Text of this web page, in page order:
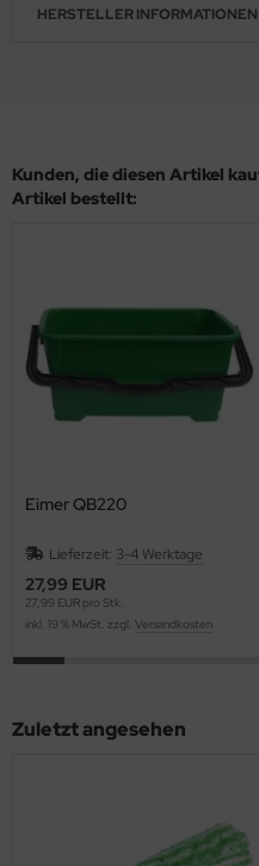
HERSTELLER INFORMATIONEN
Kunden, die diesen Artikel
Artikel bestellt:
Eimer QB220
Lieferzeit: 3-4 Werktage
27,99 EUR
27,99 EUR pro Stk.
inkl. 19 % MwSt. zzgl. Versandkosten
Zuletzt angesehen